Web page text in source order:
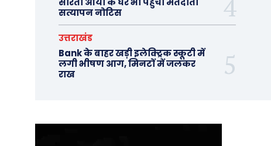
सत्यापन नोटिस
उत्तराखंड
Bank के बाहर खड़ी इलेक्ट्रिक स्कूटी में
लगी भीषण आग, मिनटों में जलकर
राख